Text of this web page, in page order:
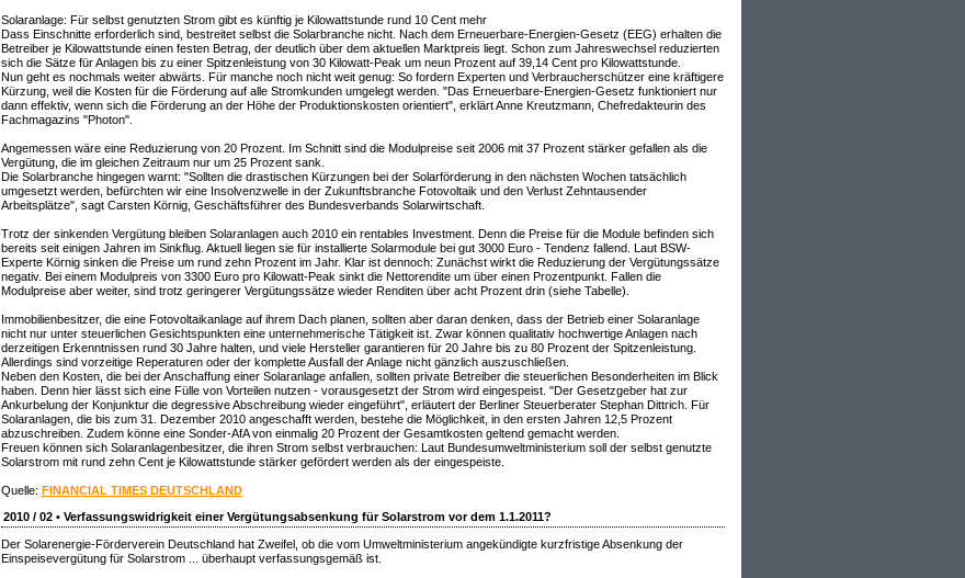
Solaranlage: Für selbst genutzten Strom gibt es künftig je Kilowattstunde rund 10 Cent mehr
Dass Einschnitte erforderlich sind, bestreitet selbst die Solarbranche nicht. Nach dem Erneuerbare-Energien-Gesetz (EEG) erhalten die
Betreiber je Kilowattstunde einen festen Betrag, der deutlich über dem aktuellen Marktpreis liegt. Schon zum Jahreswechsel reduzierten
sich die Sätze für Anlagen bis zu einer Spitzenleistung von 30 Kilowatt-Peak um neun Prozent auf 39,14 Cent pro Kilowattstunde.
Nun geht es nochmals weiter abwärts. Für manche noch nicht weit genug: So fordern Experten und Verbraucherschützer eine kräftigere
Kürzung, weil die Kosten für die Förderung auf alle Stromkunden umgelegt werden. "Das Erneuerbare-Energien-Gesetz funktioniert nur
dann effektiv, wenn sich die Förderung an der Höhe der Produktionskosten orientiert", erklärt Anne Kreutzmann, Chefredakteurin des
Fachmagazins "Photon".
Angemessen wäre eine Reduzierung von 20 Prozent. Im Schnitt sind die Modulpreise seit 2006 mit 37 Prozent stärker gefallen als die
Vergütung, die im gleichen Zeitraum nur um 25 Prozent sank.
Die Solarbranche hingegen warnt: "Sollten die drastischen Kürzungen bei der Solarförderung in den nächsten Wochen tatsächlich
umgesetzt werden, befürchten wir eine Insolvenzwelle in der Zukunftsbranche Fotovoltaik und den Verlust Zehntausender
Arbeitsplätze", sagt Carsten Körnig, Geschäftsführer des Bundesverbands Solarwirtschaft.
Trotz der sinkenden Vergütung bleiben Solaranlagen auch 2010 ein rentables Investment. Denn die Preise für die Module befinden sich
bereits seit einigen Jahren im Sinkflug. Aktuell liegen sie für installierte Solarmodule bei gut 3000 Euro - Tendenz fallend. Laut BSW-
Experte Körnig sinken die Preise um rund zehn Prozent im Jahr. Klar ist dennoch: Zunächst wirkt die Reduzierung der Vergütungssätze
negativ. Bei einem Modulpreis von 3300 Euro pro Kilowatt-Peak sinkt die Nettorendite um über einen Prozentpunkt. Fallen die
Modulpreise aber weiter, sind trotz geringerer Vergütungssätze wieder Renditen über acht Prozent drin (siehe Tabelle).
Immobilienbesitzer, die eine Fotovoltaikanlage auf ihrem Dach planen, sollten aber daran denken, dass der Betrieb einer Solaranlage
nicht nur unter steuerlichen Gesichtspunkten eine unternehmerische Tätigkeit ist. Zwar können qualitativ hochwertige Anlagen nach
derzeitigen Erkenntnissen rund 30 Jahre halten, und viele Hersteller garantieren für 20 Jahre bis zu 80 Prozent der Spitzenleistung.
Allerdings sind vorzeitige Reperaturen oder der komplette Ausfall der Anlage nicht gänzlich auszuschließen.
Neben den Kosten, die bei der Anschaffung einer Solaranlage anfallen, sollten private Betreiber die steuerlichen Besonderheiten im Blick
haben. Denn hier lässt sich eine Fülle von Vorteilen nutzen - vorausgesetzt der Strom wird eingespeist. "Der Gesetzgeber hat zur
Ankurbelung der Konjunktur die degressive Abschreibung wieder eingeführt", erläutert der Berliner Steuerberater Stephan Dittrich. Für
Solaranlagen, die bis zum 31. Dezember 2010 angeschafft werden, bestehe die Möglichkeit, in den ersten Jahren 12,5 Prozent
abzuschreiben. Zudem könne eine Sonder-AfA von einmalig 20 Prozent der Gesamtkosten geltend gemacht werden.
Freuen können sich Solaranlagenbesitzer, die ihren Strom selbst verbrauchen: Laut Bundesumweltministerium soll der selbst genutzte
Solarstrom mit rund zehn Cent je Kilowattstunde stärker gefördert werden als der eingespeiste.
Quelle: FINANCIAL TIMES DEUTSCHLAND
2010 / 02 • Verfassungswidrigkeit einer Vergütungsabsenkung für Solarstrom vor dem 1.1.2011?
Der Solarenergie-Förderverein Deutschland hat Zweifel, ob die vom Umweltministerium angekündigte kurzfristige Absenkung der
Einspeisevergütung für Solarstrom ... überhaupt verfassungsgemäß ist.